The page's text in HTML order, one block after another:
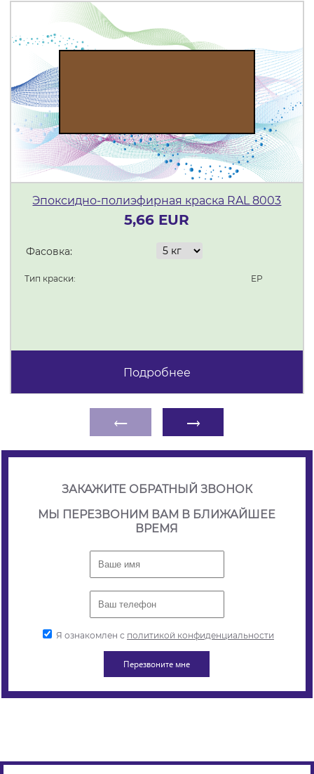
Эпоксидно-полиэфирная краска RAL 8003
5,66 EUR
Фасовка:
Тип краски: ЕР
Подробнее
← →
ЗАКАЖИТЕ ОБРАТНЫЙ ЗВОНОК
МЫ ПЕРЕЗВОНИМ ВАМ В БЛИЖАЙШЕЕ
ВРЕМЯ
Я ознакомлен с политикой конфиденциальности